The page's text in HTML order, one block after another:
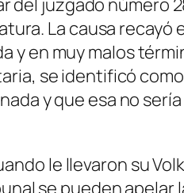
juzgado número
La causa recayó
y en muy malos
se identificó
y que esa no
le llevaron su